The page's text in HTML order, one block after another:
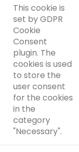
This cookie is
set by GDPR
Cookie
Consent
plugin. The
cookies is used
to store the
user consent
for the cookies
in the
category
"Necessary".